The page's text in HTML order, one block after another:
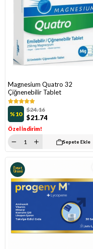
Magnesium Quatro 32
Çiğnenebilir Tablet
%10 $21.74
$24.16
Özel İndirim!
Sepete Ekle
Fırsat
Ürünü